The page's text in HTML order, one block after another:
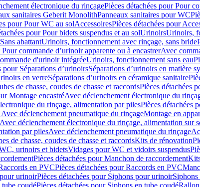
électronique du rinçagePièces détachées pour Pour
sanitaires Geberit MonolithPanneaux sanitaires pour WC
pour Pour WC au solAccessoiresPièces détachées pour
pour Pour bidets suspendus et au solUrinoirsUrinoirs,
abattantUrinoirs, fonctionnement avec rinçage, sans bride
commande d’urinoir apparente ou à encastrerAvec
d'urinoir intégréeUrinoirs, fonctionnement sans eau
pour Séparations d’urinoirsSéparations d’urinoirs en matière
en verreSéparations d’urinoirs en céramique sanitaire
de chasse, coudes de chasse et raccordsPièces détachées
Montage encastréAvec déclenchement électronique du
du rinçage, alimentation par pilesPièces détachées
Avec déclenchement pneumatique du rinçageMontage en
déclenchement électronique du rinçage, alimentation sur
par pilesAvec déclenchement pneumatique du rinçage
de chasse, coudes de chasse et raccordsKits de rénovation
urinoirs et bidetsVidages pour WC et vidoirs suspendus
Pièces détachées pour Manchon de raccordement
en PVCPièces détachées pour Raccords en PVC
urinoirPièces détachées pour Siphons pour urinoirSiphons
coudéPièces détachées pour Siphons en tube coudé